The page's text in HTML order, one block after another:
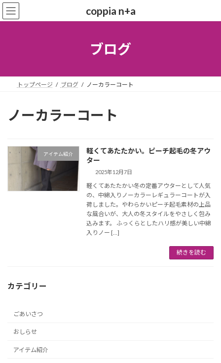
コ
ン
ナ
ビ
coppia n+a
ブログ
トップページ ブログ ノーカラーコート
ノーカラーコート
アイテム紹介
軽くてあたたかい。ピーチ起毛の冬アウ
ター
2025年12月7日
軽くてあたたかい冬の定番アウターとして人気
の、中綿入りノーカラーレギュラーコートが入
荷しました。やわらかいピーチ起毛素材の上品
な風合いが、大人の冬スタイルをやさしく包み
込みます。 ふっくらとしたハリ感が美しい中綿
入りノー […]
続きを読む
カテゴリー
ごあいさつ
おしらせ
アイテム紹介